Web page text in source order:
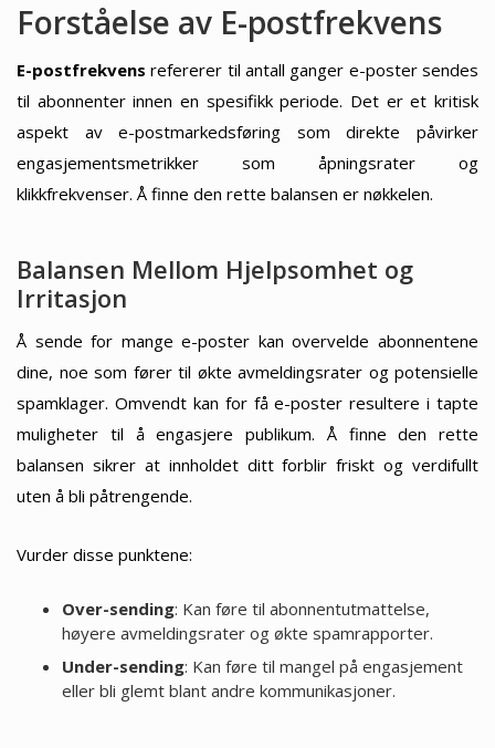
Forståelse av E-postfrekvens
E-postfrekvens refererer til antall ganger e-poster sendes
til abonnenter innen en spesifikk periode. Det er et kritisk
aspekt av e-postmarkedsføring som direkte påvirker
engasjementsmetrikker som åpningsrater og
klikkfrekvenser. Å finne den rette balansen er nøkkelen.
Balansen Mellom Hjelpsomhet og
Irritasjon
Å sende for mange e-poster kan overvelde abonnentene
dine, noe som fører til økte avmeldingsrater og potensielle
spamklager. Omvendt kan for få e-poster resultere i tapte
muligheter til å engasjere publikum. Å finne den rette
balansen sikrer at innholdet ditt forblir friskt og verdifullt
uten å bli påtrengende.
Vurder disse punktene:
Over-sending: Kan føre til abonnentutmattelse,
høyere avmeldingsrater og økte spamrapporter.
Under-sending: Kan føre til mangel på engasjement
eller bli glemt blant andre kommunikasjoner.